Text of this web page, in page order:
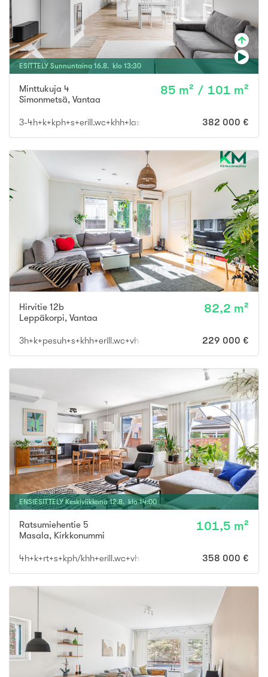
ESITTELY Sunnuntaina 16.8. klo 13:30
Minttukuja 4
Simonmetsä, Vantaa
85 m² / 101 m²
3-4h+k+kph+s+erill.wc+khh+lasitettu terassi+autokatos
382 000 €
Hirvitie 12b
Leppäkorpi, Vantaa
82,2 m²
3h+k+pesuh+s+khh+erill.wc+vh+var. 229 000 €
ENSIESITTELY Keskiviikkona 12.8. klo14:00
Ratsumiehentie 5
Masala, Kirkkonummi
101,5 m²
4h+k+rt+s+kph/khh+erill.wc+vh+et+ tk 358 000 €